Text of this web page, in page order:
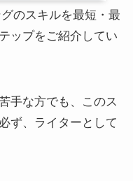
のスキルを最短・最
ップをご紹介してい
手な方でも、このス
ず、ライターとして